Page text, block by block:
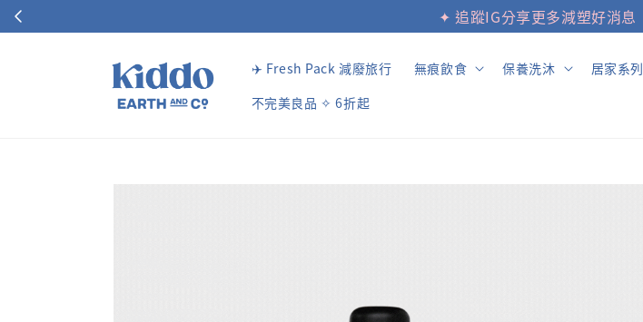
✦ 追蹤IG分享更多減塑好消息
✈️ Fresh Pack 減廢旅行 無痕飲食 保養洗沐 居家系列
不完美良品 ✧ 6折起